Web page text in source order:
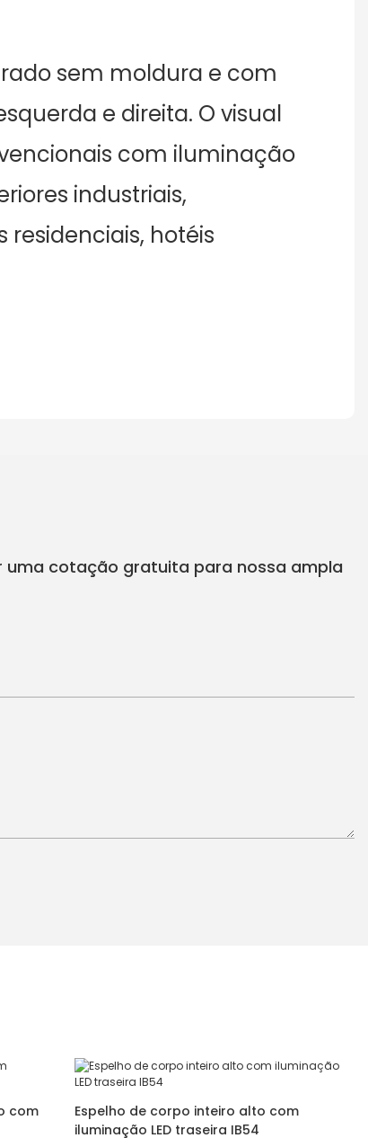
sem moldura e com
e direita. O visual
com iluminação
industriais,
hotéis
uma cotação gratuita para nossa ampla
com
Espelho de corpo inteiro alto com
iluminação LED traseira IB54